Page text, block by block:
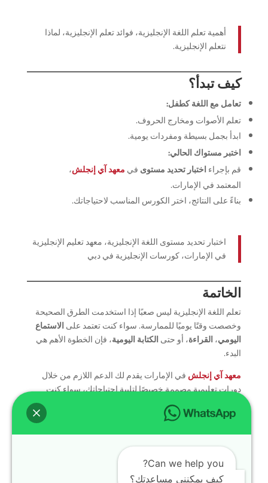
أهمية تعلم اللغة الإنجليزية، فوائد تعلم الإنجليزية، لماذا
نتعلم الإنجليزية.
كيف تبدأ؟
تعامل مع اللغة كطفل:
تعلم الأصوات ومخارج الحروف.
ابدأ بجمل بسيطة ومفردات يومية.
اختبر مستواك الحالي:
قم بإجراءاختبار تحديد مستوىفيمعهد آي إنجلش،
المعتمد في الإمارات.
بناءً على النتائج، اختر الكورس المناسب لاحتياجاتك.
اختبار تحديد مستوى اللغة الإنجليزية، معهد تعليم الإنجليزية
في الإمارات، كورسات الإنجليزية في دبي
الخاتمة
تعلم اللغة الإنجليزية ليس صعبًا إذا استخدمت الطرق الصحيحة
وخصصت وقتًا يوميًا للممارسة. سواء كنت تعتمد علىالاستماع
اليومي،القراءة، أو حتىالكتابة اليومية، فإن الخطوة الأهم هي
البدء.
معهد آي إنجلشفي الإمارات يقدم لك الدعم اللازم من خلال
دورات تعليمية مصممة خصيصًا لتلبية احتياجاتك، سواء كنت
مبتدئًا أو تبحث عن تحسين مهاراتك.
ابدأ رحلتك الآن وحقق أهدافك في تعلم اللغة الإنجليزية!
تعلم الإنجليزية بسهولة، دورات تعليم الإنجليزية في
الإمارات، أفضل معهد لغة إنجليزية
Can we help you?
كيف يمكنني مساعدتك؟